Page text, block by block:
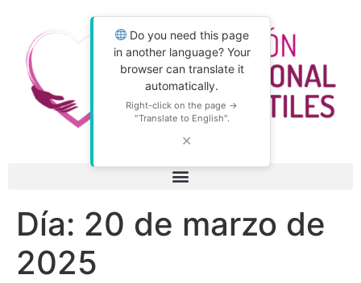
Do you need this page
in another language? Your
browser can translate it
automatically.
Right-click on the page →
"Translate to English".
✕
Día: 20 de marzo de
2025